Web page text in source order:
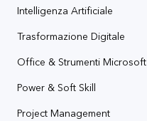
Intelligenza Artificiale
Trasformazione Digitale
Office & Strumenti Microsoft
Power & Soft Skill
Project Management